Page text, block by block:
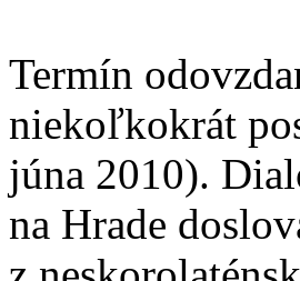
Termín
niekoľkokrát
júna 2010).
na Hrade